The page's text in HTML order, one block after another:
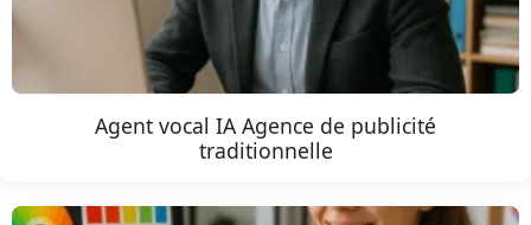
Agent vocal IA Agence de publicité
traditionnelle